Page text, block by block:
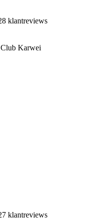
klantreviews
Karwei
klantreviews